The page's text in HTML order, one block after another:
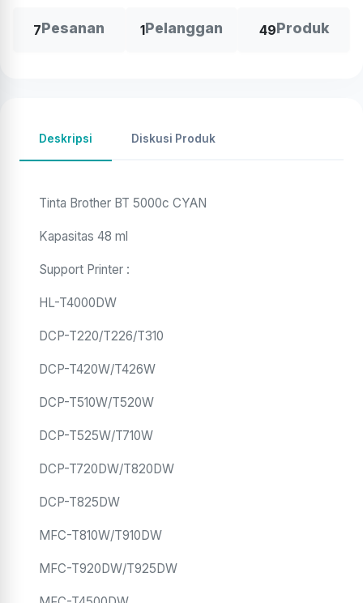
7Pesanan 1Pelanggan 49Produk
Deskripsi Diskusi Produk
Tinta Brother BT 5000c CYAN
Kapasitas 48 ml
Support Printer :
HL-T4000DW
DCP-T220/T226/T310
DCP-T420W/T426W
DCP-T510W/T520W
DCP-T525W/T710W
DCP-T720DW/T820DW
DCP-T825DW
MFC-T810W/T910DW
MFC-T920DW/T925DW